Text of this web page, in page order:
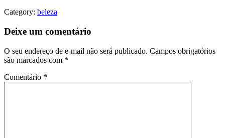
Category: beleza
Deixe um comentário
O seu endereço de e-mail não será publicado. Campos obrigatórios
são marcados com *
Comentário *